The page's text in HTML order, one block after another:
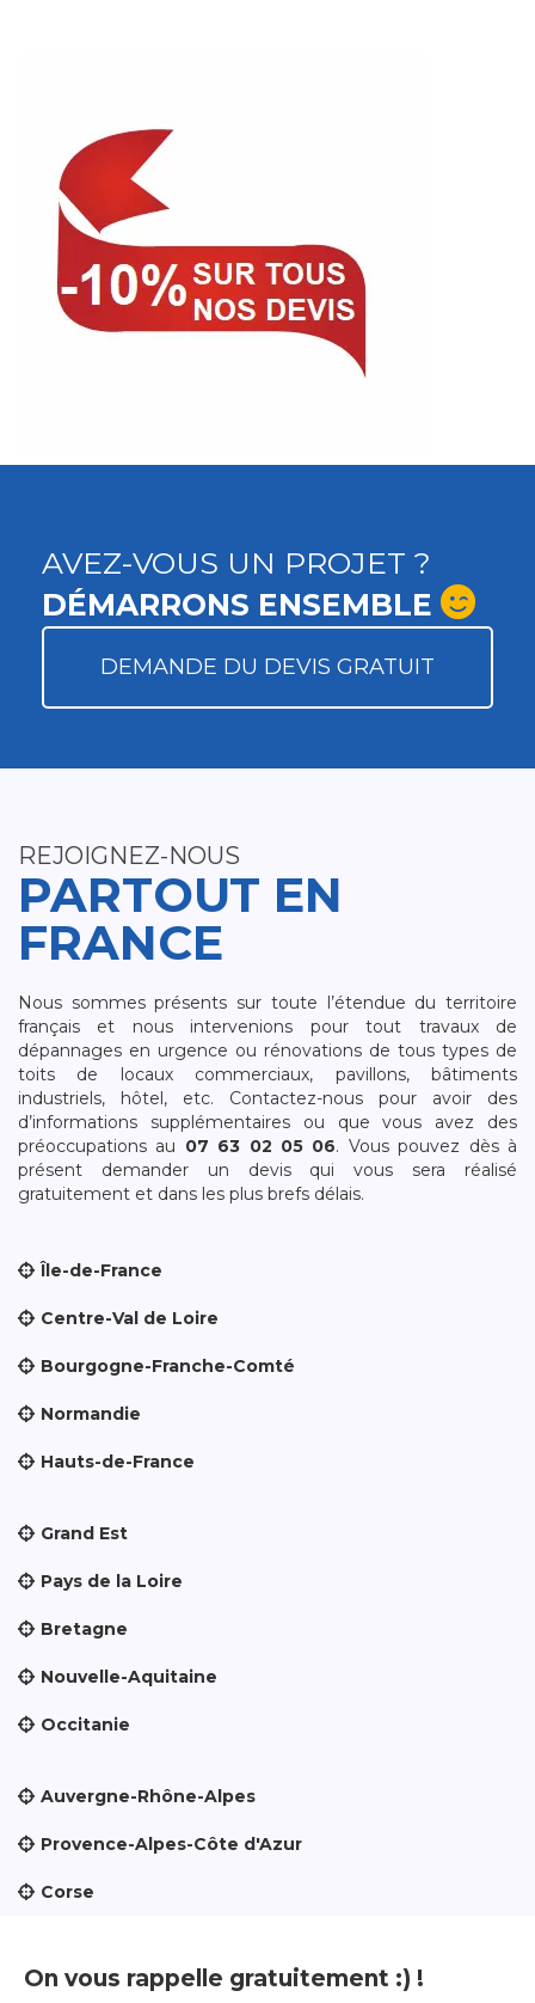
AVEZ-VOUS UN PROJET ?
DÉMARRONS ENSEMBLE
DEMANDE DU DEVIS GRATUIT
REJOIGNEZ-NOUS
PARTOUT EN
FRANCE
Nous sommes présents sur toute l’étendue du territoire
français et nous intervenions pour tout travaux de
dépannages en urgence ou rénovations de tous types de
toits de locaux commerciaux, pavillons, bâtiments
industriels, hôtel, etc. Contactez-nous pour avoir des
d’informations supplémentaires ou que vous avez des
préoccupations au 07 63 02 05 06. Vous pouvez dès à
présent demander un devis qui vous sera réalisé
gratuitement et dans les plus brefs délais.
Île-de-France
Centre-Val de Loire
Bourgogne-Franche-Comté
Normandie
Hauts-de-France
Grand Est
Pays de la Loire
Bretagne
Nouvelle-Aquitaine
Occitanie
Auvergne-Rhône-Alpes
Provence-Alpes-Côte d'Azur
Corse
On vous rappelle gratuitement :) !